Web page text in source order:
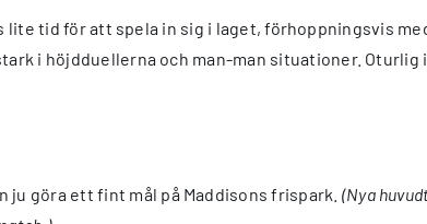
tid för att spela in sig i laget, förhoppningsvis
i höjdduellerna och man-man situationer. Oturlig
ju göra ett fint mål på Maddisons frispark. (Nya